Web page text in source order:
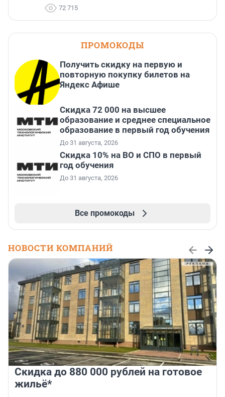
72 715
ПРОМОКОДЫ
Получить скидку на первую и
повторную покупку билетов на
Яндекс Афише
Скидка 72 000 на высшее
образование и среднее специальное
образование в первый год обучения
До 31 августа, 2026
Скидка 10% на ВО и СПО в первый
год обучения
До 31 августа, 2026
Все промокоды
НОВОСТИ КОМПАНИЙ
Скидка до 880 000 рублей на готовое
жильё*